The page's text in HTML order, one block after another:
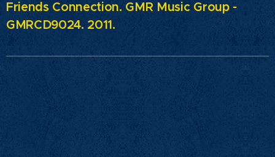
Friends Connection. GMR Music Group -
GMRCD9024. 2011.